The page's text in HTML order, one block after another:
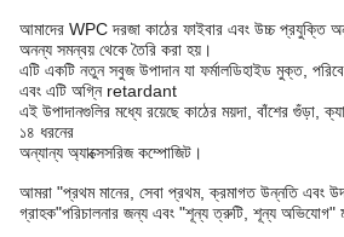
আমাদের WPC দরজা কাঠের ফাইবার এবং উচ্চ প্রযুক্তি
অনন্য সমন্বয় থেকে তৈরি করা হয়।
এটি একটি নতুন সবুজ উপাদান যা ফর্মালডিহাইড মুক্ত,
এবং এটি অগ্নি retardant
এই উপাদানগুলির মধ্যে রয়েছে কাঠের ময়দা, বাঁশের গুঁড়া,
১৪ ধরনের
অন্যান্য অ্যাক্সেসরিজ কম্পোজিট।
আমরা "প্রথম মানের, সেবা প্রথম, ক্রমাগত উন্নতি এবং
গ্রাহক"পরিচালনার জন্য এবং "শূন্য ত্রুটি, শূন্য অভিযোগ"